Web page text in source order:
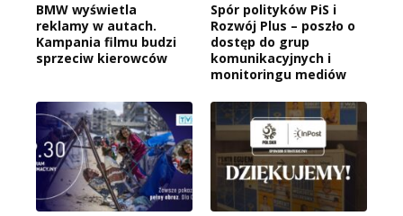
BMW wyświetla
reklamy w autach.
Kampania filmu budzi
sprzeciw kierowców
Spór polityków PiS i
Rozwój Plus – poszło o
dostęp do grup
komunikacyjnych i
monitoringu mediów